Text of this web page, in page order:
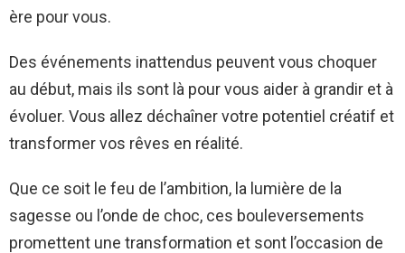
ère pour vous.
Des événements inattendus peuvent vous choquer
au début, mais ils sont là pour vous aider à grandir et à
évoluer. Vous allez déchaîner votre potentiel créatif et
transformer vos rêves en réalité.
Que ce soit le feu de l’ambition, la lumière de la
sagesse ou l’onde de choc, ces bouleversements
promettent une transformation et sont l’occasion de